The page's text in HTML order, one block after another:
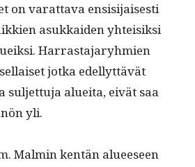
on varat­ta­va ensisi­jais­es­ti
asukkaiden yhteisik­si
Har­ras­ta­jaryh­mien
jot­ka edel­lyt­tävät
sul­jet­tu­ja aluei­ta, eivät saa
yli.
Malmin ken­tän alueeseen